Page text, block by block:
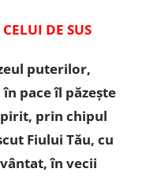
DE SUS
puterilor,
pace îl păzește
prin chipul
Fiului Tău, cu
în vecii